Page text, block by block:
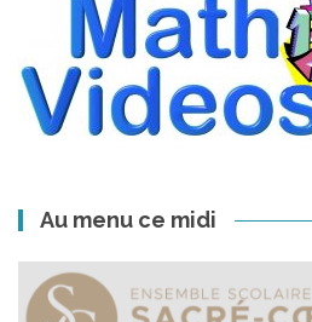
Au menu ce midi